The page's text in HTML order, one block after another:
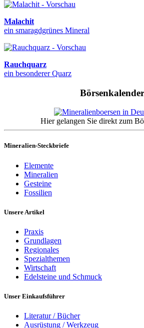
Malachit
ein smaragdgrünes Mineral
Rauchquarz
ein besonderer Quarz
Börsenkalender
Hier gelangen Sie direkt zum
Mineralien-Steckbriefe
Elemente
Mineralien
Gesteine
Fossilien
Unsere Artikel
Praxis
Grundlagen
Regionales
Spezialthemen
Wirtschaft
Edelsteine und Schmuck
Unser Einkaufsführer
Literatur / Bücher
Ausrüstung / Werkzeug